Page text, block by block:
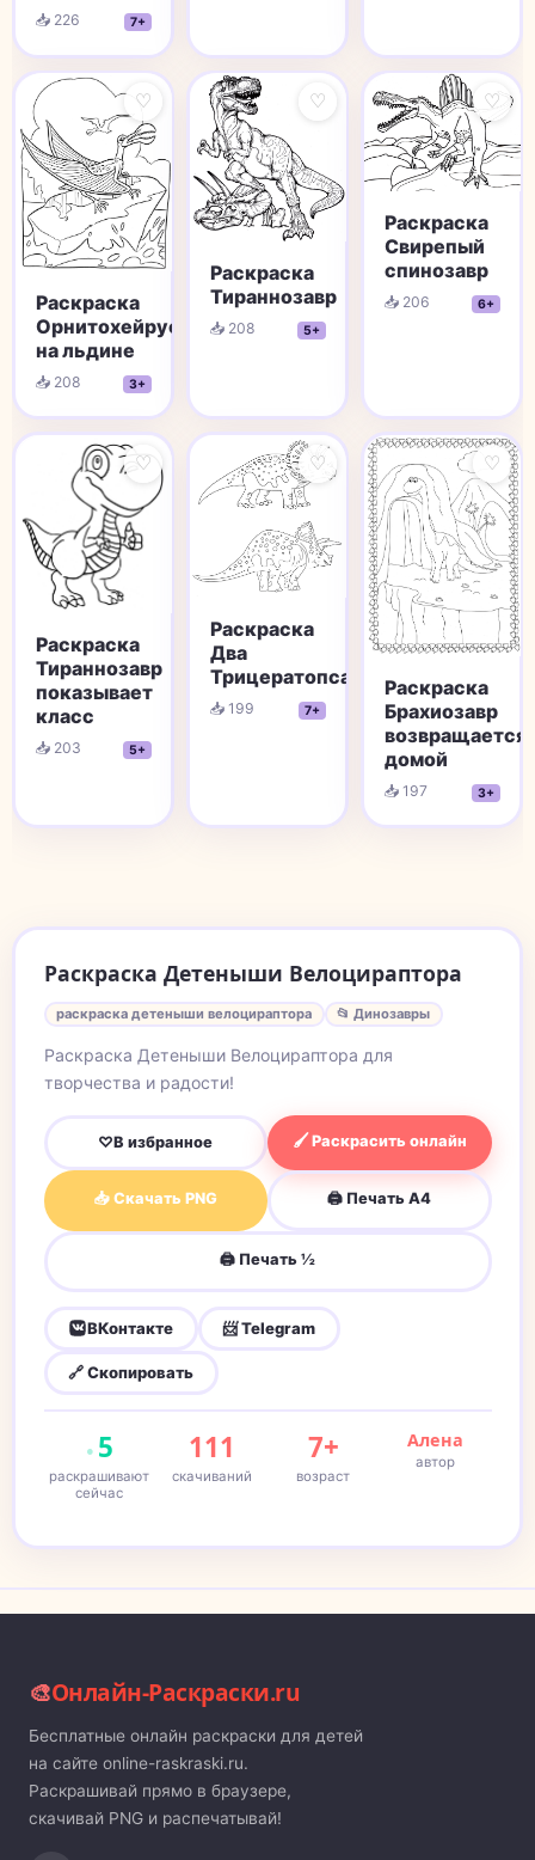
📥 226 7+
♡
Раскраска
Орнитохейрус
на льдине
📥 208 3+
♡
Раскраска
Тираннозавр
📥 208 5+
♡
Раскраска
Свирепый
спинозавр
📥 206 6+
♡
Раскраска
Тираннозавр
показывает
класс
📥 203 5+
♡
Раскраска
Два
Трицератопса
📥 199 7+
♡
Раскраска
Брахиозавр
возвращается
домой
📥 197 3+
Раскраска Детеныши Велоцираптора
раскраска детеныши велоцираптора 📂 Динозавры
Раскраска Детеныши Велоцираптора для
творчества и радости!
♡В избранное 🖌 Раскрасить онлайн
📥 Скачать PNG 🖨 Печать A4
🖨 Печать ½
ВКонтакте 📨 Telegram
🔗 Скопировать
5
раскрашивают
сейчас
111
скачиваний
7+
возраст
Алена
автор
🎨Онлайн-Раскраски.ru
Бесплатные онлайн раскраски для детей
на сайте online-raskraski.ru.
Раскрашивай прямо в браузере,
скачивай PNG и распечатывай!